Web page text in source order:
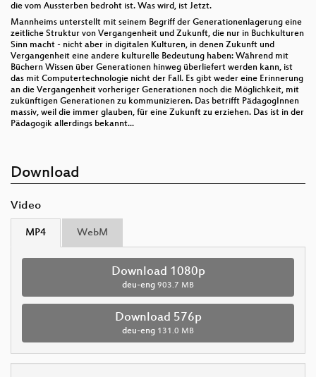
die vom Aussterben bedroht ist. Was wird, ist Jetzt.
Mannheims unterstellt mit seinem Begriff der Generationenlagerung eine
zeitliche Struktur von Vergangenheit und Zukunft, die nur in Buchkulturen
Sinn macht - nicht aber in digitalen Kulturen, in denen Zukunft und
Vergangenheit eine andere kulturelle Bedeutung haben: Während mit
Büchern Wissen über Generationen hinweg überliefert werden kann, ist
das mit Computertechnologie nicht der Fall. Es gibt weder eine Erinnerung
an die Vergangenheit vorheriger Generationen noch die Möglichkeit, mit
zukünftigen Generationen zu kommunizieren. Das betrifft PädagogInnen
massiv, weil die immer glauben, für eine Zukunft zu erziehen. Das ist in der
Pädagogik allerdings bekannt...
Download
Video
MP4 WebM
Download 1080p
deu-eng 903.7 MB
Download 576p
deu-eng 131.0 MB